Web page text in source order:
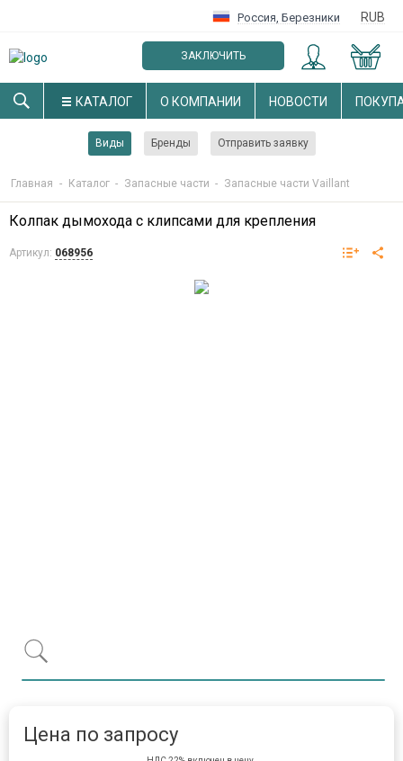
Россия, Березники RUB
ЗАКЛЮЧИТЬ
ОПТОВЫЙ ДОГОВОР
КАТАЛОГ О КОМПАНИИ НОВОСТИ
Виды Бренды Отправить заявку
Главная - Каталог - Запасные части - Запасные части Vaillant
Колпак дымохода с клипсами для крепления
Артикул: 068956
Цена по запросу